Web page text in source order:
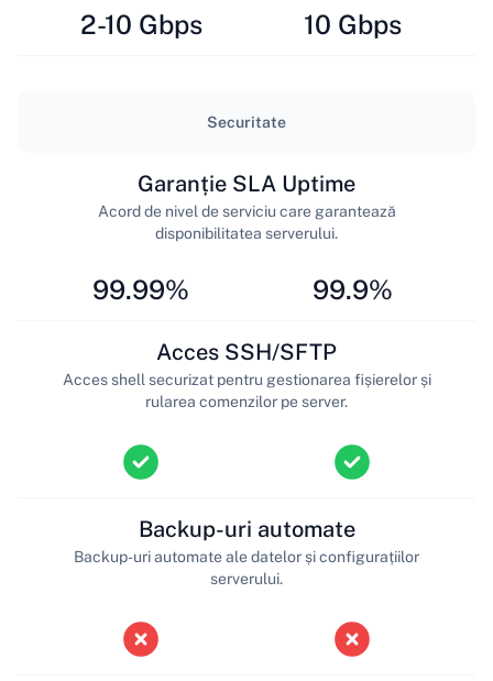
2-10 Gbps 10 Gbps
Securitate
99.99%
Garanție SLA Uptime
Acord de nivel de serviciu care garantează
disponibilitatea serverului.
99.9%
Acces SSH/SFTP
Acces shell securizat pentru gestionarea fișierelor și
rularea comenzilor pe server.
Backup-uri automate
Backup-uri automate ale datelor și configurațiilor
serverului.